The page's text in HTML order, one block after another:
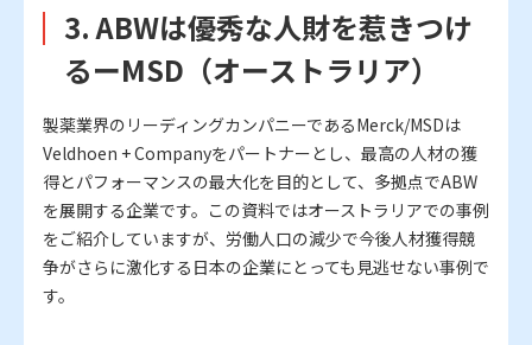
3. ABWは優秀な人財を惹きつけ
るーMSD（オーストラリア）
製薬業界のリーディングカンパニーであるMerck/MSDは
Veldhoen + Companyをパートナーとし、最高の人材の獲
得とパフォーマンスの最大化を目的として、多拠点でABW
を展開する企業です。この資料ではオーストラリアでの事例
をご紹介していますが、労働人口の減少で今後人材獲得競
争がさらに激化する日本の企業にとっても見逃せない事例で
す。